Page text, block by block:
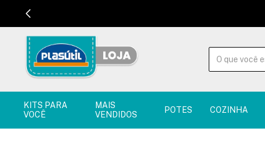
KITS PARA
VOCÊ
MAIS
VENDIDOS
POTES COZINHA